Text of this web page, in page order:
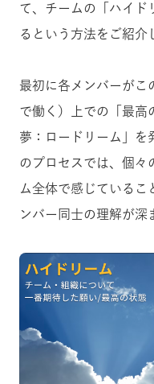
て、チームの「ハイド
るという方法をご紹介
最初に各メンバーがこ
で働く）上での「最高
夢：ロードリーム」を
のプロセスでは、個々
ム全体で感じているこ
ンバー同士の理解が深